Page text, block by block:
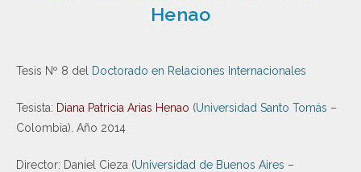
Henao
Tesis Nº 8 del Doctorado en Relaciones Internacionales
Tesista: Diana Patricia Arias Henao (Universidad Santo Tomás –
Colombia). Año 2014
Director: Daniel Cieza (Universidad de Buenos Aires –